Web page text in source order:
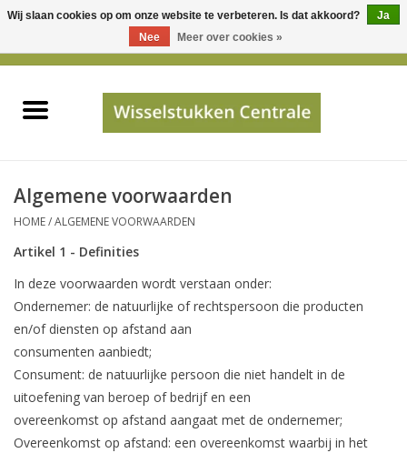
Gebruik
de
pijltjes
op
en
neer
beschikbaar
selecteren.
Druk
naar
geselecteerde
PRIJSAANVRAAG
SHOP
Merken
Algemene voorwaarden
HOME/ALGEMENE VOORWAARDEN
Artikel 1 - Definities
In deze voorwaarden wordt verstaan onder:
Ondernemer: de natuurlijke of rechtspersoon die producten
en/of diensten op afstand aan
consumenten aanbiedt;
Consument: de natuurlijke persoon die niet handelt in de
uitoefening van beroep of bedrijf en een
overeenkomst op afstand aangaat met de ondernemer;
Overeenkomst op afstand: een overeenkomst waarbij in het
Wij slaan cookies op om onze website te verbeteren. Is dat akkoord?
Ja
Nee
Meer over cookies »